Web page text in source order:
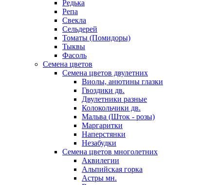
Редька
Репа
Свекла
Сельдерей
Томаты (Помидоры)
Тыквы
Фасоль
Семена цветов
Семена цветов двулетних
Виолы, анютины глазки
Гвоздики дв.
Двулетники разные
Колокольчики дв.
Мальва (Шток - розы)
Маргаритки
Наперстянки
Незабудки
Семена цветов многолетних
Аквилегии
Альпийская горка
Астры мн.